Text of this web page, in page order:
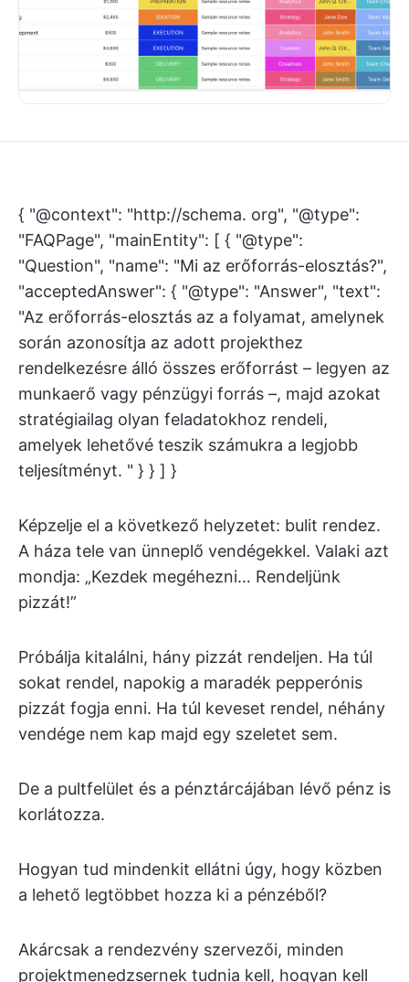
{ "@context": "http://schema. org", "@type":
"FAQPage", "mainEntity": [ { "@type":
"Question", "name": "Mi az erőforrás-elosztás?",
"acceptedAnswer": { "@type": "Answer", "text":
"Az erőforrás-elosztás az a folyamat, amelynek
során azonosítja az adott projekthez
rendelkezésre álló összes erőforrást – legyen az
munkaerő vagy pénzügyi forrás –, majd azokat
stratégiailag olyan feladatokhoz rendeli,
amelyek lehetővé teszik számukra a legjobb
teljesítményt. " } } ] }
Képzelje el a következő helyzetet: bulit rendez.
A háza tele van ünneplő vendégekkel. Valaki azt
mondja: „Kezdek megéhezni… Rendeljünk
pizzát!”
Próbálja kitalálni, hány pizzát rendeljen. Ha túl
sokat rendel, napokig a maradék pepperónis
pizzát fogja enni. Ha túl keveset rendel, néhány
vendége nem kap majd egy szeletet sem.
De a pultfelület és a pénztárcájában lévő pénz is
korlátozza.
Hogyan tud mindenkit ellátni úgy, hogy közben
a lehető legtöbbet hozza ki a pénzéből?
Akárcsak a rendezvény szervezői, minden
projektmenedzsernek tudnia kell, hogyan kell